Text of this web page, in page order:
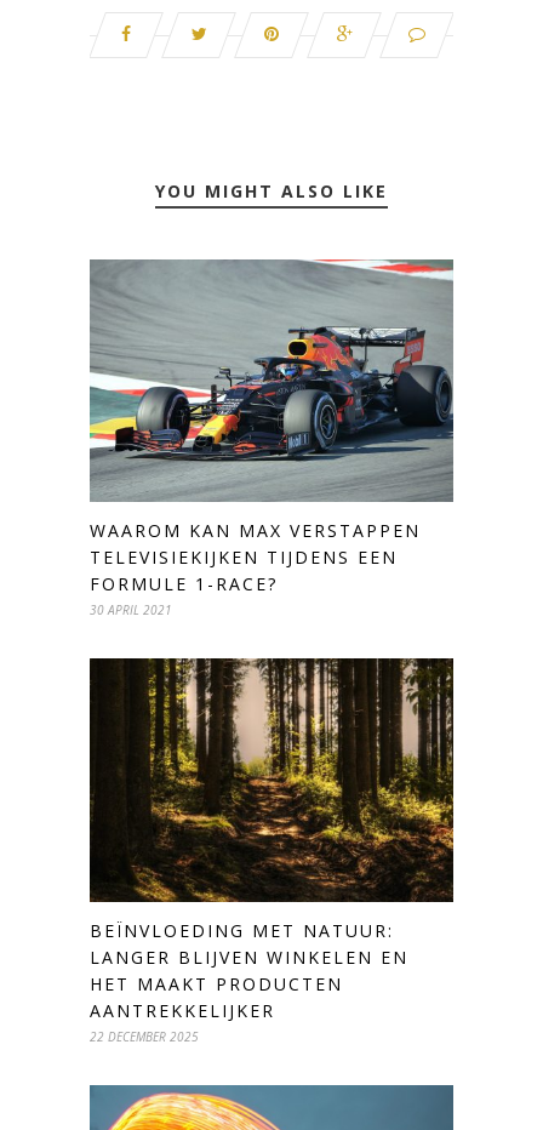
YOU MIGHT ALSO LIKE
WAAROM KAN MAX VERSTAPPEN
TELEVISIEKIJKEN TIJDENS EEN
FORMULE 1-RACE?
30 APRIL 2021
BEÏNVLOEDING MET NATUUR:
LANGER BLIJVEN WINKELEN EN
HET MAAKT PRODUCTEN
AANTREKKELIJKER
22 DECEMBER 2025